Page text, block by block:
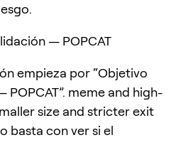
— POPCAT
empieza por “Objetivo
meme and high-
size and stricter exit
basta con ver si el